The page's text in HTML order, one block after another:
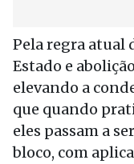
Pela regra atual
Estado e
elevando a
que quando
eles passam a
bloco, com